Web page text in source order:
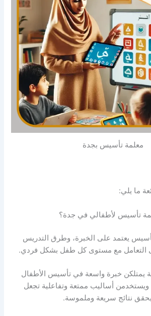
معلمة تأسيس بجدة
ما يلي:
تأسيس لأطفالي في جدة؟
يعتمد على الخبرة، وطرق التدريس
التعامل مع مستوى كل طفل بشكل فردي.
يمتلكن خبرة واسعة في تأسيس الأطفال
أساليب ممتعة وتفاعلية تجعل
نتائج سريعة وملموسة.